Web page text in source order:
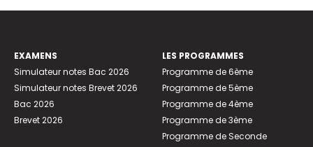
EXAMENS
Simulateur notes Bac 2026
Simulateur notes Brevet 2026
Bac 2026
Brevet 2026
LES PROGRAMMES
Programme de 6ème
Programme de 5ème
Programme de 4ème
Programme de 3ème
Programme de Seconde